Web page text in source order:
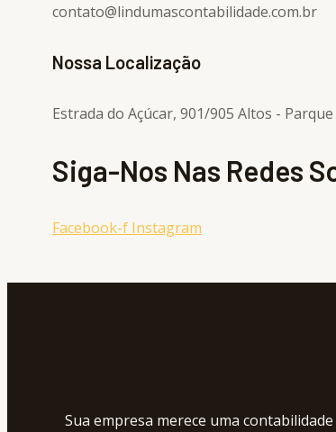
contato@lindumascontabilidade.com.br
Nossa Localização
Estrada do Açúcar, 901/905 Altos -
Siga-Nos Nas Redes
Facebook-f Instagram
Sua empresa merece uma